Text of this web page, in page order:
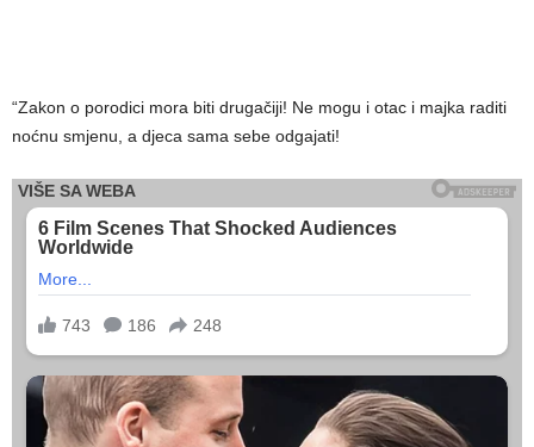
“Zakon o porodici mora biti drugačiji! Ne mogu i otac i majka raditi
noćnu smjenu, a djeca sama sebe odgajati!